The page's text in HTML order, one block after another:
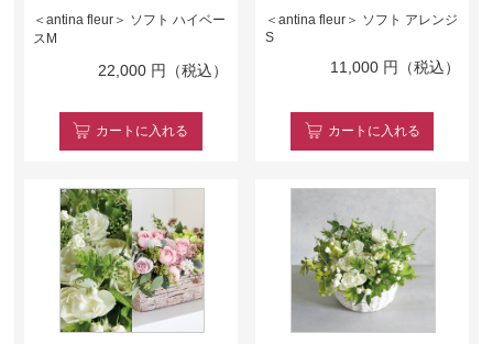
＜antina fleur＞ ソフト ハイベー
スM
22,000 円（税込）
カート に入れる
＜antina fleur＞ ソフト アレンジ
S
11,000 円（税込）
カート に入れる